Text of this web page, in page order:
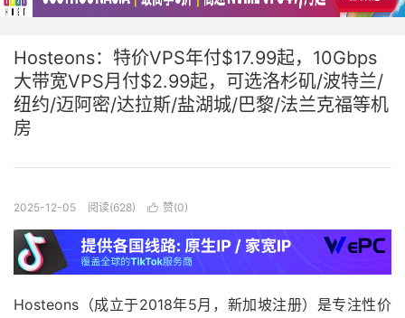
Hosteons：特价VPS年付$17.99起，10Gbps
大带宽VPS月付$2.99起，可选洛杉矶/波特兰/
纽约/迈阿密/达拉斯/盐湖城/巴黎/法兰克福等机
房
2025-12-05 阅读(628)  赞(0)
Hosteons（成立于2018年5月，新加坡注册）是专注性价